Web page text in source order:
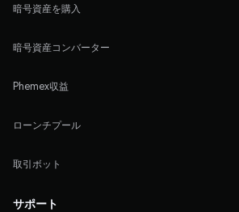
暗号資産を購入
暗号資産コンバーター
Phemex収益
ローンチプール
取引ボット
サポート